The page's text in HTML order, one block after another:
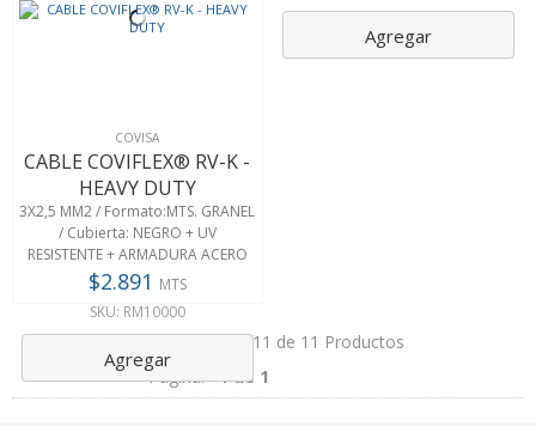
Agregar Agregar
COVISA
CABLE COVIFLEX® RV-K -
HEAVY DUTY
3X2,5 MM2 / Formato:MTS. GRANEL
/ Cubierta: NEGRO + UV
RESISTENTE + ARMADURA ACERO
$2.891 MTS
SKU: RM10000
Agregar
Mostrando: 1 - 11 de 11 Productos
Pagina:
1 de 1